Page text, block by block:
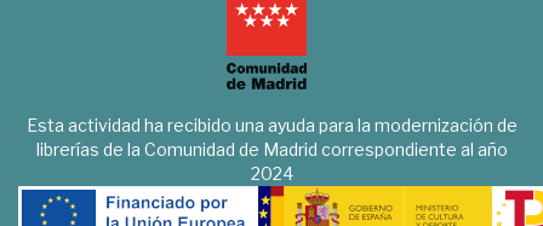
Esta actividad ha recibido una ayuda para la modernización de
librerías de la Comunidad de Madrid correspondiente al año
2024